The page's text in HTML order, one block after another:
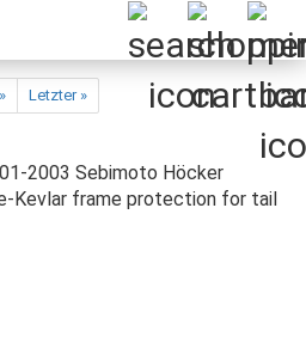
Letzter »
2003 Sebimoto Höcker
Kevlar frame protection for tail